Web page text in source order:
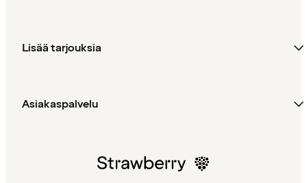
Lisää tarjouksia
Asiakaspalvelu